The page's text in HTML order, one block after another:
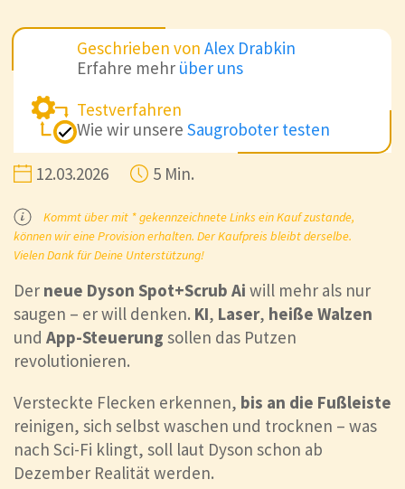
Geschrieben von Alex Drabkin
Erfahre mehr über uns
Testverfahren
Wie wir unsere Saugroboter testen
12.03.2026 5 Min.
Kommt über mit * gekennzeichnete Links ein Kauf zustande,
können wir eine Provision erhalten. Der Kaufpreis bleibt derselbe.
Vielen Dank für Deine Unterstützung!
Der neue Dyson Spot+Scrub Ai will mehr als nur
saugen – er will denken. KI, Laser, heiße Walzen
und App-Steuerung sollen das Putzen
revolutionieren.
Versteckte Flecken erkennen, bis an die Fußleiste
reinigen, sich selbst waschen und trocknen – was
nach Sci-Fi klingt, soll laut Dyson schon ab
Dezember Realität werden.